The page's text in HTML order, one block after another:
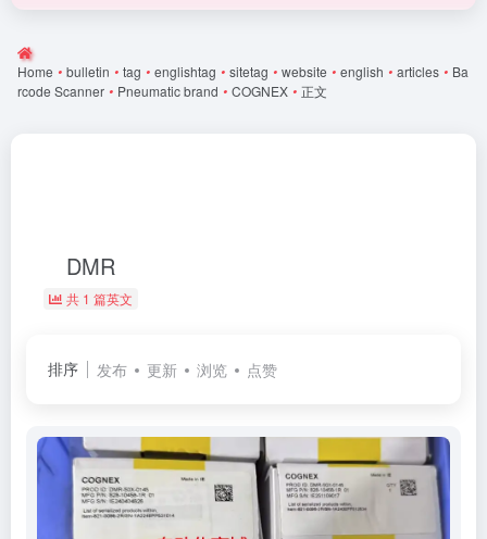
Home • bulletin • tag • englishtag • sitetag • website • english • articles • Ba
rcode Scanner • Pneumatic brand • COGNEX • 正文
DMR
共 1 篇英文
排序 发布 更新 浏览 点赞